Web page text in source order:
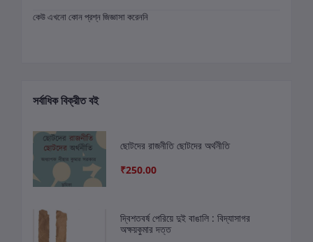
কেউ এখনো কোন প্রশ্ন জিজ্ঞাসা করেননি
সর্বাধিক বিক্রীত বই
ছোটদের রাজনীতি ছোটদের অর্থনীতি
₹250.00
দ্বিশতবর্ষ পেরিয়ে দুই বাঙালি : বিদ্যাসাগর
অক্ষয়কুমার দত্ত